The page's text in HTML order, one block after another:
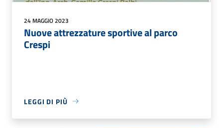
24 MAGGIO 2023
Nuove attrezzature sportive al parco
Crespi
LEGGI DI PIÙ